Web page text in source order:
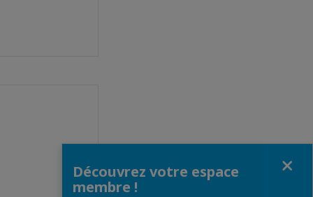
Découvrez votre espace
membre !